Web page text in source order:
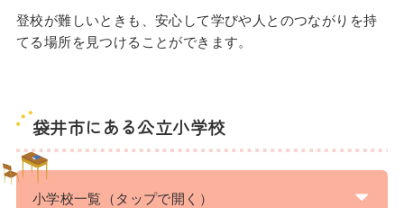
登校が難しいときも、安心して学びや人とのつながりを持
てる場所を見つけることができます。
袋井市にある公立小学校
小学校一覧（タップで開く）